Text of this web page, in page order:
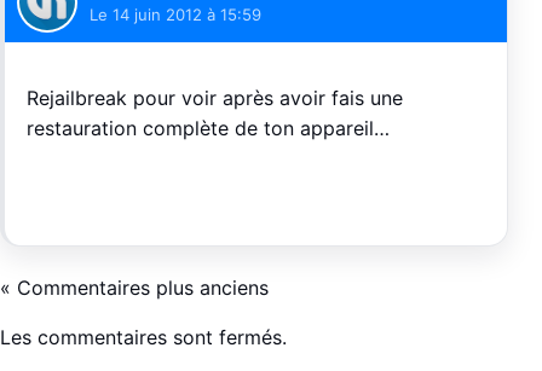
Le 14 juin 2012 à 15:59
Rejailbreak pour voir après avoir fais une
restauration complète de ton appareil…
« Commentaires plus anciens
Les commentaires sont fermés.